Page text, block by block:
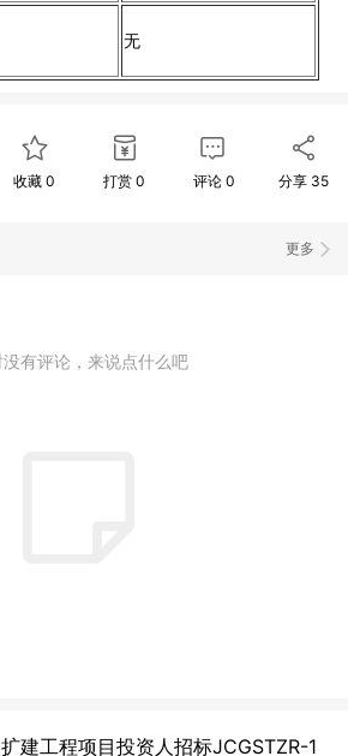
无
收藏0 打赏 0 评论 0 分享 35
更多
有评论，来说点什么吧
建工程项目投资人招标JCGSTZR-1